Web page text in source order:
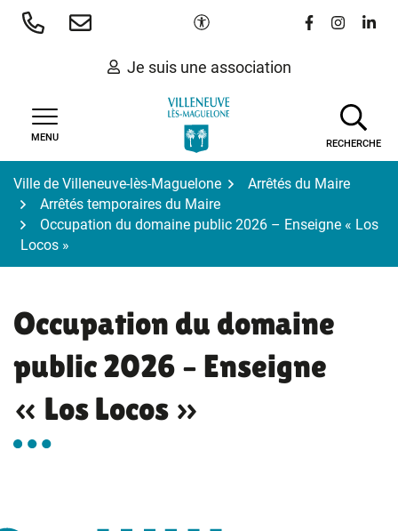
Aller
Paramètres d'accessibilité
Lien vers le
Lien vers
Lien
Je suis une association
MENU
RECHERCHE
Ville de Villeneuve-lès-Maguelone
Arrêtés du Maire
Arrêtés temporaires du Maire
Occupation du domaine public 2026 – Enseigne « Los
Locos »
Occupation du domaine
public 2026 – Enseigne
« Los Locos »